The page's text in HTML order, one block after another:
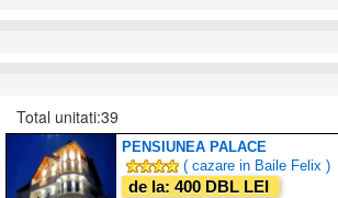
Total unitati:39
PENSIUNEA PALACE
( cazare in Baile Felix )
de la: 400 DBL LEI